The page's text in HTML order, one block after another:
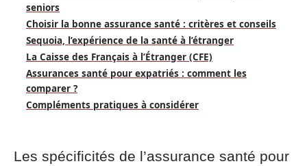
seniors
Choisir la bonne assurance santé : critères et conseils
Sequoia, l’expérience de la santé à l’étranger
La Caisse des Français à l’Étranger (CFE)
Assurances santé pour expatriés : comment les
comparer ?
Compléments pratiques à considérer
Les spécificités de l’assurance santé pour